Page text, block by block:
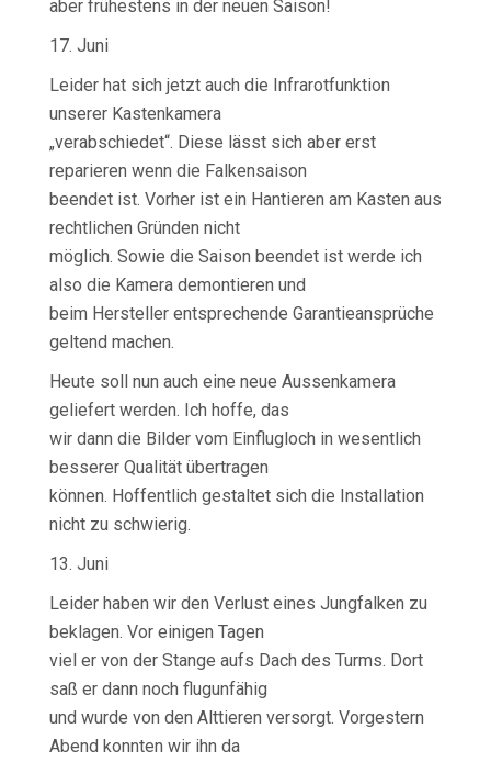
aber frühestens in der neuen Saison!
17. Juni
Leider hat sich jetzt auch die Infrarotfunktion
unserer Kastenkamera
„verabschiedet“. Diese lässt sich aber erst
reparieren wenn die Falkensaison
beendet ist. Vorher ist ein Hantieren am Kasten aus
rechtlichen Gründen nicht
möglich. Sowie die Saison beendet ist werde ich
also die Kamera demontieren und
beim Hersteller entsprechende Garantieansprüche
geltend machen.
Heute soll nun auch eine neue Aussenkamera
geliefert werden. Ich hoffe, das
wir dann die Bilder vom Einflugloch in wesentlich
besserer Qualität übertragen
können. Hoffentlich gestaltet sich die Installation
nicht zu schwierig.
13. Juni
Leider haben wir den Verlust eines Jungfalken zu
beklagen. Vor einigen Tagen
viel er von der Stange aufs Dach des Turms. Dort
saß er dann noch flugunfähig
und wurde von den Alttieren versorgt. Vorgestern
Abend konnten wir ihn da